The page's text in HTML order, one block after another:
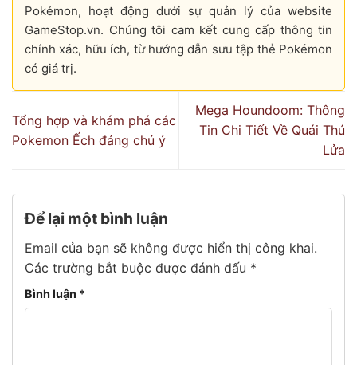
Pokémon, hoạt động dưới sự quản lý của website
GameStop.vn. Chúng tôi cam kết cung cấp thông tin
chính xác, hữu ích, từ hướng dẫn sưu tập thẻ Pokémon
có giá trị.
Tổng hợp và khám phá các
Pokemon Ếch đáng chú ý
Mega Houndoom: Thông
Tin Chi Tiết Về Quái Thú
Lửa
Để lại một bình luận
Email của bạn sẽ không được hiển thị công khai.
Các trường bắt buộc được đánh dấu *
Bình luận *